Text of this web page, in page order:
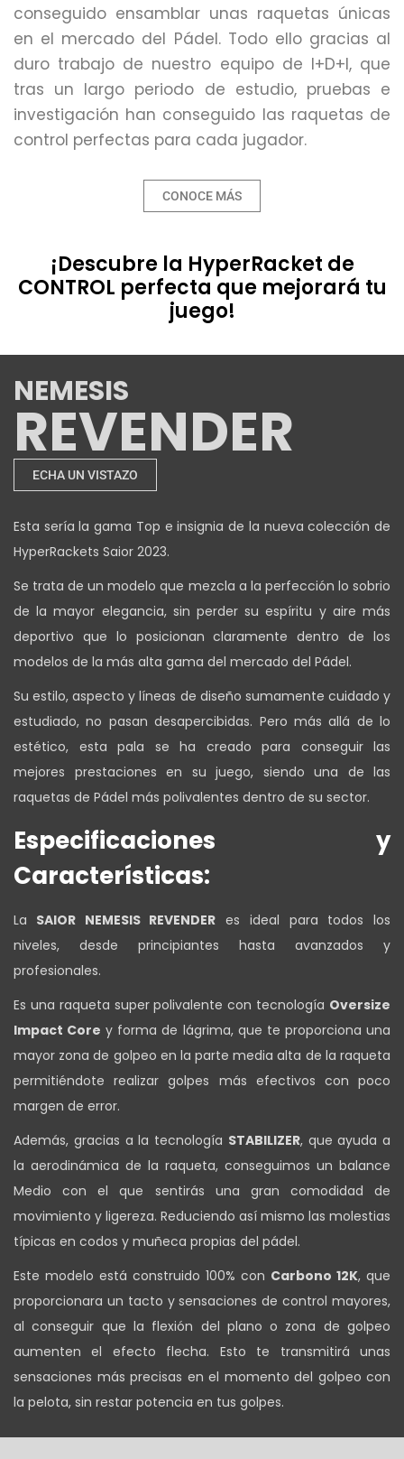
conseguido ensamblar unas raquetas únicas
en el mercado del Pádel. Todo ello gracias al
duro trabajo de nuestro equipo de I+D+I, que
tras un largo periodo de estudio, pruebas e
investigación han conseguido las raquetas de
control perfectas para cada jugador.
CONOCE MÁS
¡Descubre la HyperRacket de
CONTROL perfecta que mejorará tu
juego!
NEMESIS
REVENDER
ECHA UN VISTAZO
Esta sería la gama Top e insignia de la nueva colección de
HyperRackets Saior 2023.
Se trata de un modelo que mezcla a la perfección lo sobrio
de la mayor elegancia, sin perder su espíritu y aire más
deportivo que lo posicionan claramente dentro de los
modelos de la más alta gama del mercado del Pádel.
Su estilo, aspecto y líneas de diseño sumamente cuidado y
estudiado, no pasan desapercibidas. Pero más allá de lo
estético, esta pala se ha creado para conseguir las
mejores prestaciones en su juego, siendo una de las
raquetas de Pádel más polivalentes dentro de su sector.
Especificaciones y
Características:
La SAIOR NEMESIS REVENDER es ideal para todos los
niveles, desde principiantes hasta avanzados y
profesionales.
Es una raqueta super polivalente con tecnología Oversize
Impact Core y forma de lágrima, que te proporciona una
mayor zona de golpeo en la parte media alta de la raqueta
permitiéndote realizar golpes más efectivos con poco
margen de error.
Además, gracias a la tecnología STABILIZER, que ayuda a
la aerodinámica de la raqueta, conseguimos un balance
Medio con el que sentirás una gran comodidad de
movimiento y ligereza. Reduciendo así mismo las molestias
típicas en codos y muñeca propias del pádel.
Este modelo está construido 100% con Carbono 12K, que
proporcionara un tacto y sensaciones de control mayores,
al conseguir que la flexión del plano o zona de golpeo
aumenten el efecto flecha. Esto te transmitirá unas
sensaciones más precisas en el momento del golpeo con
la pelota, sin restar potencia en tus golpes.